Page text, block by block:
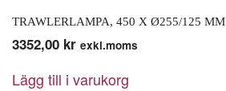
TRAWLERLAMPA, 450 X Ø255/125 MM
3352,00 kr exkl.moms
Lägg till i varukorg